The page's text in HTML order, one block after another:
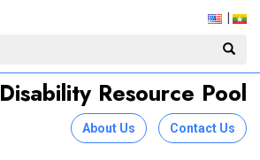
Disability Resource Pool
About Us Contact Us